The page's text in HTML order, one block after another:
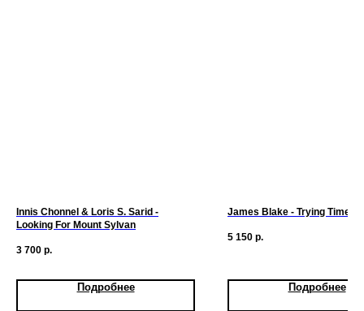
Innis Chonnel & Loris S. Sarid -
Looking For Mount Sylvan
3 700 р.
Подробнее
James Blake - Trying Times
5 150 р.
Подробнее